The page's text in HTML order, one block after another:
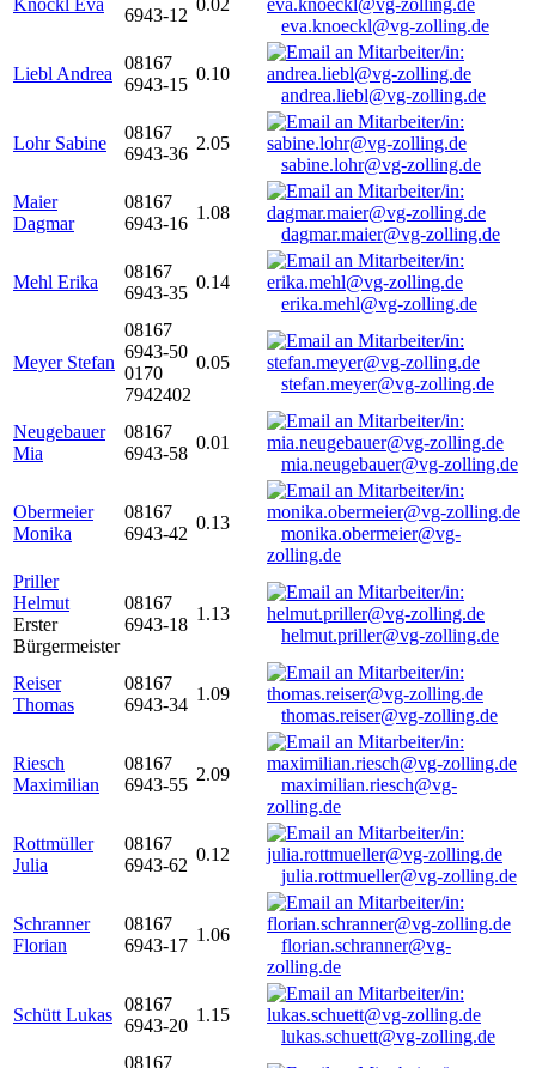
Knöckl Eva
6943-12
0.02
eva.knoeckl@vg-zolling.de
Liebl Andrea
08167
6943-15
0.10
andrea.liebl@vg-zolling.de
Lohr Sabine
08167
6943-36
2.05
sabine.lohr@vg-zolling.de
Maier
Dagmar
08167
6943-16
1.08
dagmar.maier@vg-zolling.de
Mehl Erika
08167
6943-35
0.14
erika.mehl@vg-zolling.de
Meyer Stefan
08167
6943-50
0170
7942402
0.05
stefan.meyer@vg-zolling.de
Neugebauer
Mia
08167
6943-58
0.01
mia.neugebauer@vg-zolling.de
Obermeier
Monika
08167
6943-42
0.13
monika.obermeier@vg-
zolling.de
Priller
Helmut
Erster
Bürgermeister
08167
6943-18
1.13
helmut.priller@vg-zolling.de
Reiser
Thomas
08167
6943-34
1.09
thomas.reiser@vg-zolling.de
Riesch
Maximilian
08167
6943-55
2.09
maximilian.riesch@vg-
zolling.de
Rottmüller
Julia
08167
6943-62
0.12
julia.rottmueller@vg-zolling.de
Schranner
Florian
08167
6943-17
1.06
florian.schranner@vg-
zolling.de
Schütt Lukas
08167
6943-20
1.15
lukas.schuett@vg-zolling.de
08167